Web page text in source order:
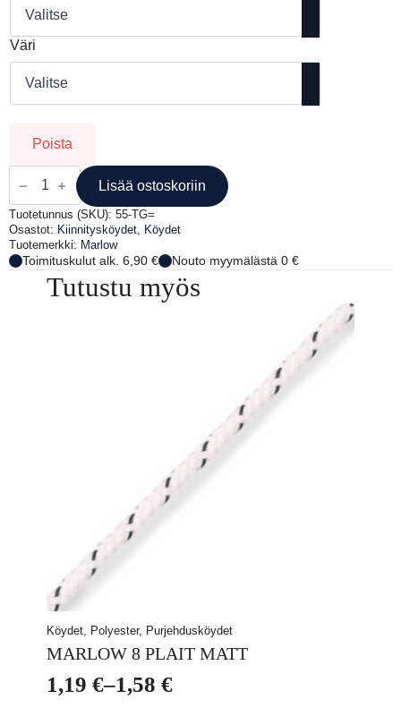
Väri
Poista
MARLOW
BLUE
OCEAN
DOCKLINE
määrä
Lisää ostoskoriin
Tuotetunnus (SKU): 55-TG=
Osastot: Kiinnitysköydet
Köydet
Tuotemerkki: Marlow
Toimituskulut alk. 6,90 € Nouto myymälästä 0 €
Tutustu myös
Köydet, Polyester, Purjehdusköydet
MARLOW 8 PLAIT MATT
1,19 €–1,58 €
Hintaluokka: